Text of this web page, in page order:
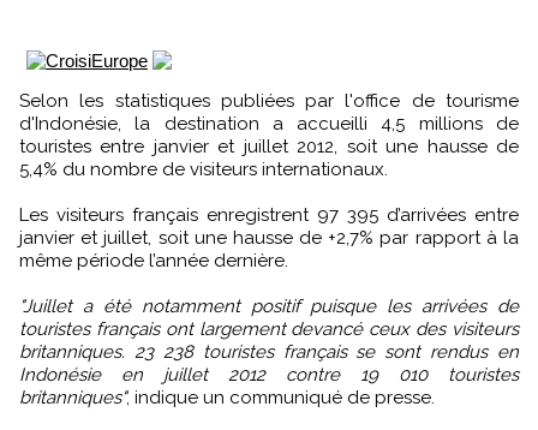
Selon les statistiques publiées par l'office de tourisme
d'Indonésie, la destination a accueilli 4,5 millions de
touristes entre janvier et juillet 2012, soit une hausse de
5,4% du nombre de visiteurs internationaux.
Les visiteurs français enregistrent 97 395 d’arrivées entre
janvier et juillet, soit une hausse de +2,7% par rapport à la
même période l’année dernière.
"Juillet a été notamment positif puisque les arrivées de
touristes français ont largement devancé ceux des visiteurs
britanniques. 23 238 touristes français se sont rendus en
Indonésie en juillet 2012 contre 19 010 touristes
britanniques", indique un communiqué de presse.